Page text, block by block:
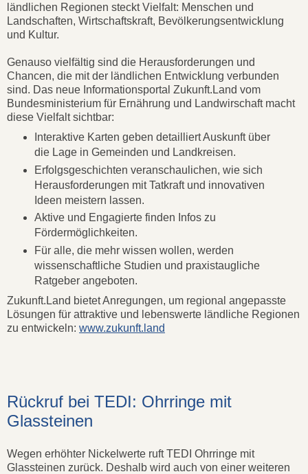
ländlichen Regionen steckt Vielfalt: Menschen und
Landschaften, Wirtschaftskraft, Bevölkerungsentwicklung
und Kultur.
Genauso vielfältig sind die Herausforderungen und
Chancen, die mit der ländlichen Entwicklung verbunden
sind. Das neue Informationsportal Zukunft.Land vom
Bundesministerium für Ernährung und Landwirschaft macht
diese Vielfalt sichtbar:
Interaktive Karten geben detailliert Auskunft über
die Lage in Gemeinden und Landkreisen.
Erfolgsgeschichten veranschaulichen, wie sich
Herausforderungen mit Tatkraft und innovativen
Ideen meistern lassen.
Aktive und Engagierte finden Infos zu
Fördermöglichkeiten.
Für alle, die mehr wissen wollen, werden
wissenschaftliche Studien und praxistaugliche
Ratgeber angeboten.
Zukunft.Land bietet Anregungen, um regional angepasste
Lösungen für attraktive und lebenswerte ländliche Regionen
zu entwickeln: www.zukunft.land
Rückruf bei TEDI: Ohrringe mit
Glassteinen
Wegen erhöhter Nickelwerte ruft TEDI Ohrringe mit
Glassteinen zurück. Deshalb wird auch von einer weiteren